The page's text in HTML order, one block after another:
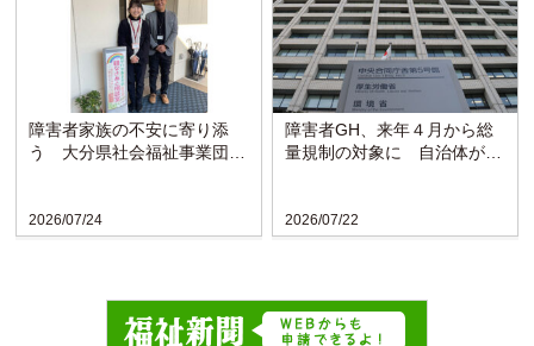
2026/07/24
障害者家族の不安に寄り添
う 大分県社会福祉事業団の
2026/07/22
障害者GH、来年４月から総
量規制の対象に 自治体がサ